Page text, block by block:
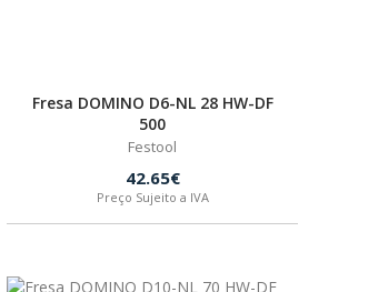
Fresa DOMINO D6-NL 28 HW-DF
500
Festool
42.65€
Preço Sujeito a IVA